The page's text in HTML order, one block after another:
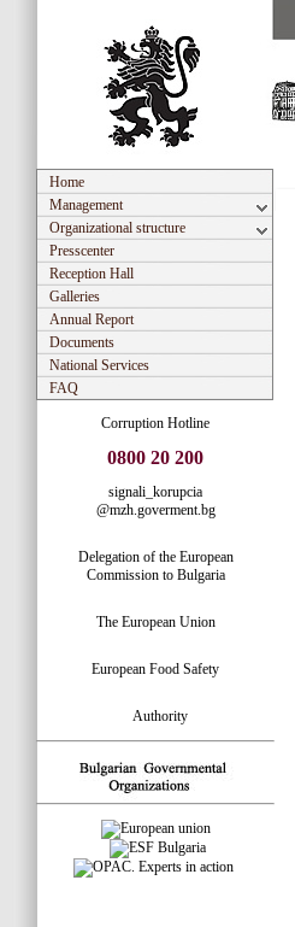
Home
Management
Organizational structure
Presscenter
Reception Hall
Galleries
Annual Report
Documents
National Services
FAQ
Corruption Hotline
0800 20 200
signali_korupcia
@mzh.goverment.bg
Delegation of the European
Commission to Bulgaria
The European Union
European Food Safety
Authority